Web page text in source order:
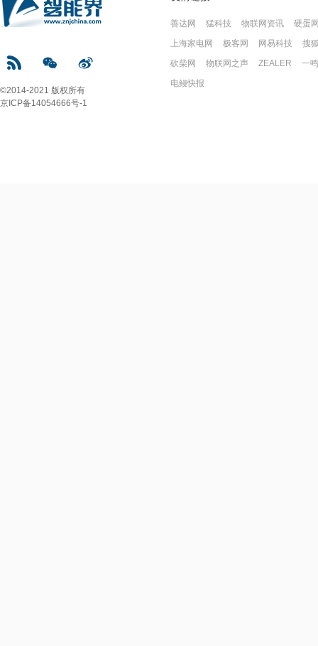
©2014-2021 版权所有
京ICP备14054666号-1
善达网 猛科技 物联网资讯
硬蛋
上海家电网
极客网 网易科技
搜
砍柴网
物联网之声 ZEALER
一
电鳗快报